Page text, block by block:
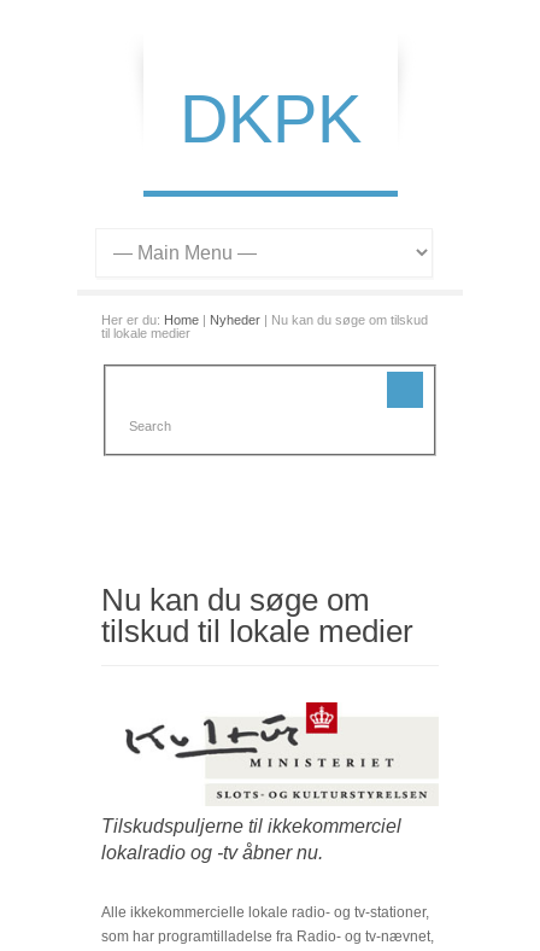
DKPK
Her er du: Home | Nyheder | Nu kan du søge om tilskud
til lokale medier
Nu kan du søge om
tilskud til lokale medier
Tilskudspuljerne til ikkekommerciel
lokalradio og -tv åbner nu.
Alle ikkekommercielle lokale radio- og tv-stationer,
som har programtilladelse fra Radio- og tv-nævnet,